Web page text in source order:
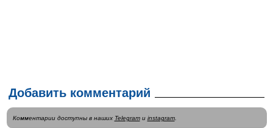
Добавить комментарий
Комментарии доступны в наших Telegramи instagram.